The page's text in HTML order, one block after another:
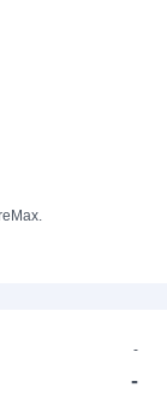
Max.
-
-